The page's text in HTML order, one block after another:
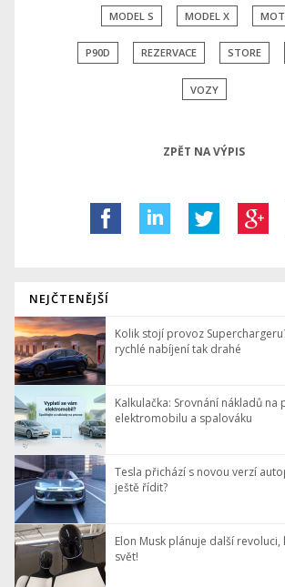
MODEL S MODEL X
P90D REZERVACE STORE
VOZY
ZPĚT NA VÝPIS
NEJČTENĚJŠÍ
Kolik stojí provoz
rychlé nabíjení tak drahé
Kalkulačka: Srovnání nákladů na
elektromobilu a spalováku
Tesla přichází s novou verzí
ještě řídit?
Elon Musk plánuje další
svět!